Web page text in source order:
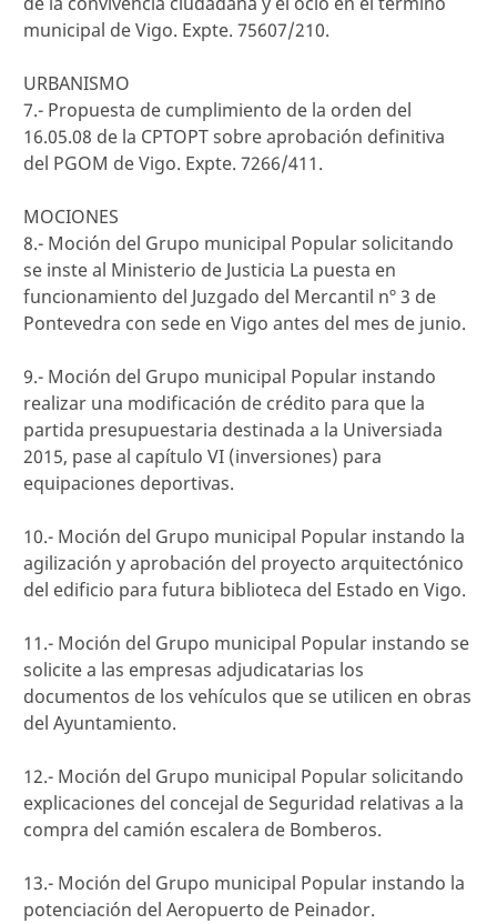
municipal de Vigo. Expte. 75607/210.
URBANISMO
7.- Propuesta de cumplimiento de la orden del
16.05.08 de la CPTOPT sobre aprobación definitiva
del PGOM de Vigo. Expte. 7266/411.
MOCIONES
8.- Moción del Grupo municipal Popular solicitando
se inste al Ministerio de Justicia La puesta en
funcionamiento del Juzgado del Mercantil nº 3 de
Pontevedra con sede en Vigo antes del mes de junio.
9.- Moción del Grupo municipal Popular instando
realizar una modificación de crédito para que la
partida presupuestaria destinada a la Universiada
2015, pase al capítulo VI (inversiones) para
equipaciones deportivas.
10.- Moción del Grupo municipal Popular instando la
agilización y aprobación del proyecto arquitectónico
del edificio para futura biblioteca del Estado en Vigo.
11.- Moción del Grupo municipal Popular instando se
solicite a las empresas adjudicatarias los
documentos de los vehículos que se utilicen en obras
del Ayuntamiento.
12.- Moción del Grupo municipal Popular solicitando
explicaciones del concejal de Seguridad relativas a la
compra del camión escalera de Bomberos.
13.- Moción del Grupo municipal Popular instando la
potenciación del Aeropuerto de Peinador.